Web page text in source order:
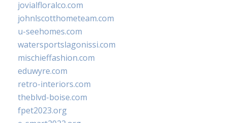
jovialfloralco.com
johnlscotthometeam.com
u-seehomes.com
watersportslagonissi.com
mischieffashion.com
eduwyre.com
retro-interiors.com
theblvd-boise.com
fpet2023.org